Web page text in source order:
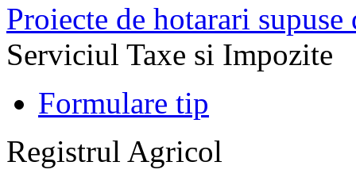
Proiecte de hotarari
Serviciul Taxe si Impozite
Formulare tip
Registrul Agricol